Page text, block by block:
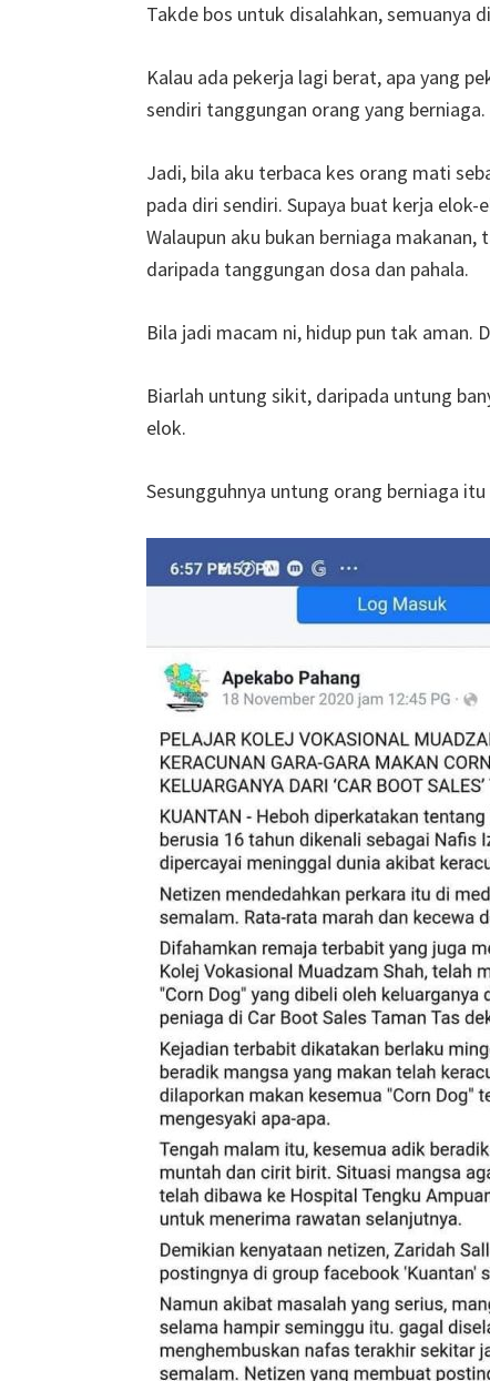
Takde bos untuk disalahkan, semuanya
Kalau ada pekerja lagi berat, apa yang
sendiri tanggungan orang yang berniaga.
Jadi, bila aku terbaca kes orang mati
pada diri sendiri. Supaya buat kerja
Walaupun aku bukan berniaga
daripada tanggungan dosa dan pahala.
Bila jadi macam ni, hidup pun tak aman.
Biarlah untung sikit, daripada untung
elok.
Sesungguhnya untung orang berniaga